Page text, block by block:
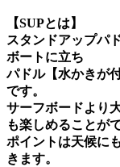
【SUPとは】
スタンドアップパ
ボートに立ち
パドル【水かきが
です。
サーフボードより
も楽しめることが
ポイントは天候に
きます。